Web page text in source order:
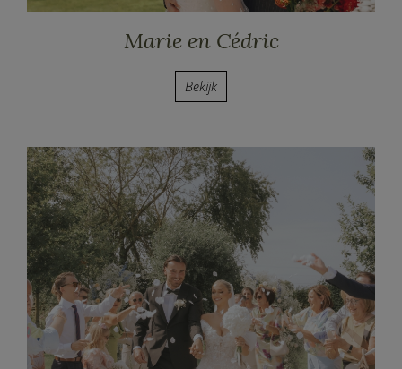
Marie en Cédric
Bekijk